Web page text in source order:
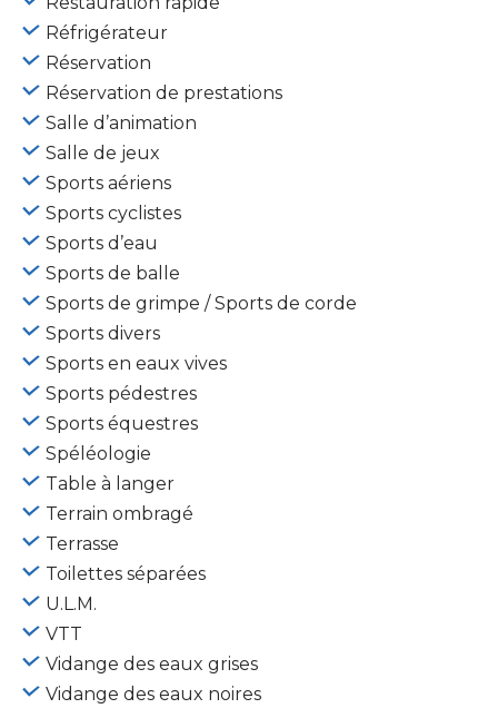
Réfrigérateur
Réservation
Réservation de prestations
Salle d’animation
Salle de jeux
Sports aériens
Sports cyclistes
Sports d’eau
Sports de balle
Sports de grimpe / Sports de corde
Sports divers
Sports en eaux vives
Sports pédestres
Sports équestres
Spéléologie
Table à langer
Terrain ombragé
Terrasse
Toilettes séparées
U.L.M.
VTT
Vidange des eaux grises
Vidange des eaux noires